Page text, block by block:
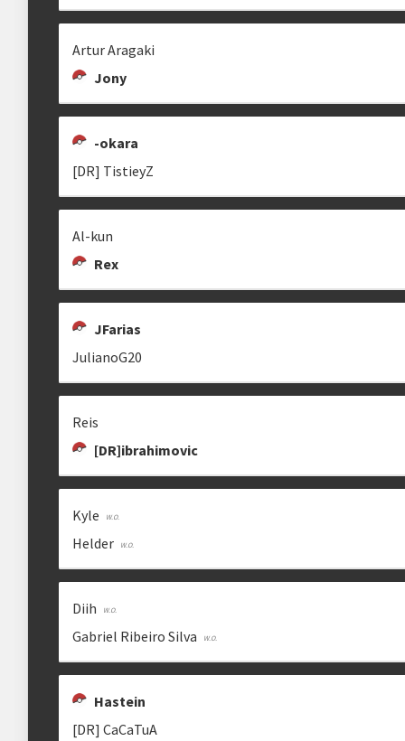
Artur Aragaki
Jony
-okara
[DR] TistieyZ
Al-kun
Rex
JFarias
JulianoG20
Reis
[DR]ibrahimovic
Kyle
Helder
Diih
Gabriel Ribeiro Silva
Hastein
[DR] CaCaTuA